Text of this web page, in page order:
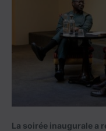
La soirée inaugurale a